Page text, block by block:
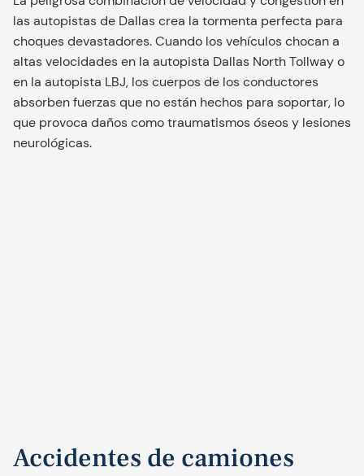
las autopistas de Dallas crea la tormenta perfecta para
choques devastadores. Cuando los vehículos chocan a
altas velocidades en la autopista Dallas North Tollway o
en la autopista LBJ, los cuerpos de los conductores
absorben fuerzas que no están hechos para soportar, lo
que provoca daños como traumatismos óseos y lesiones
neurológicas.
Accidentes de camiones